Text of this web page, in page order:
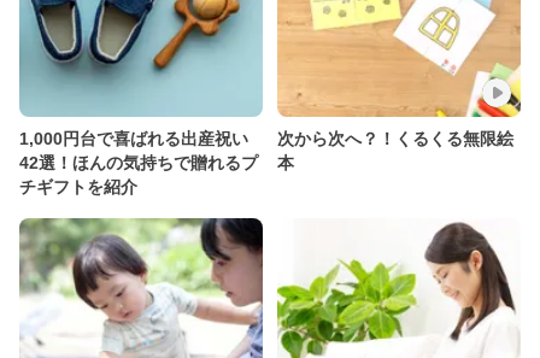
1,000円台で喜ばれる出産祝い
42選！ほんの気持ちで贈れるプ
チギフトを紹介
次から次へ？！くるくる無限絵
本